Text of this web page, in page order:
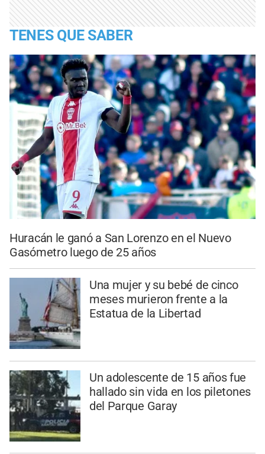
TENES QUE SABER
Huracán le ganó a San Lorenzo en el Nuevo
Gasómetro luego de 25 años
Una mujer y su bebé de cinco
meses murieron frente a la
Estatua de la Libertad
Un adolescente de 15 años fue
hallado sin vida en los piletones
del Parque Garay